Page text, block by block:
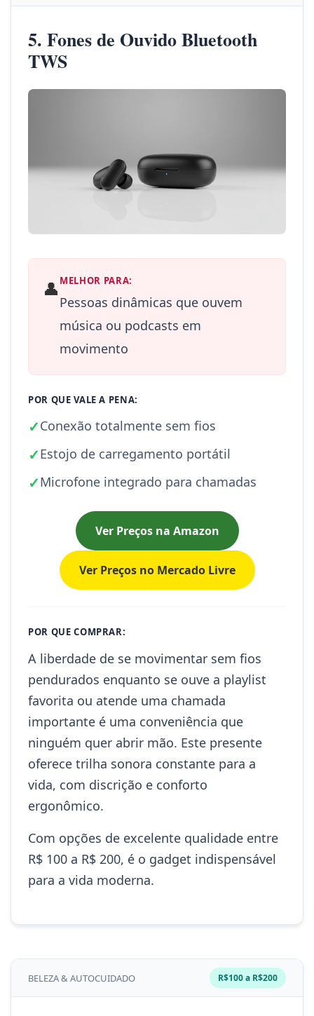
5. Fones de Ouvido Bluetooth
TWS
👤 MELHOR PARA:
Pessoas dinâmicas que ouvem
música ou podcasts em
movimento
POR QUE VALE A PENA:
✓Conexão totalmente sem fios
✓Estojo de carregamento portátil
✓Microfone integrado para chamadas
Ver Preços na Amazon
Ver Preços no Mercado Livre
POR QUE COMPRAR:
A liberdade de se movimentar sem fios
pendurados enquanto se ouve a playlist
favorita ou atende uma chamada
importante é uma conveniência que
ninguém quer abrir mão. Este presente
oferece trilha sonora constante para a
vida, com discrição e conforto
ergonômico.
Com opções de excelente qualidade entre
R$ 100 a R$ 200, é o gadget indispensável
para a vida moderna.
BELEZA & AUTOCUIDADO R$100 a R$200